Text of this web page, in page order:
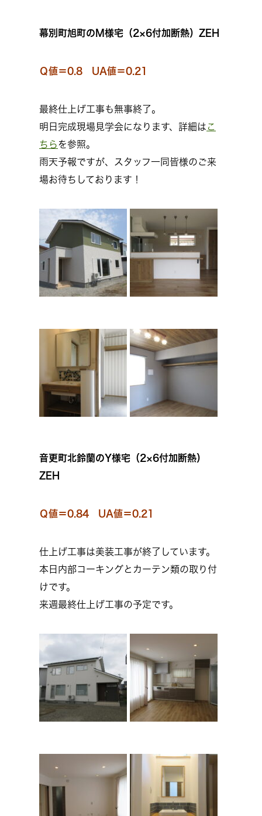
幕別町旭町のM様宅（2×6付加断熱）ZEH
Ｑ値＝0.8 UA値＝0.21
最終仕上げ工事も無事終了。
明日完成現場見学会になります、詳細は こ
ちらを参照。
雨天予報ですが、スタッフ一同皆様のご来
場お待ちしております！
音更町北鈴蘭のY様宅（2×6付加断熱）
ZEH
Ｑ値＝0.84 UA値＝0.21
仕上げ工事は美装工事が終了しています。
本日内部コーキングとカーテン類の取り付
けです。
来週最終仕上げ工事の予定です。